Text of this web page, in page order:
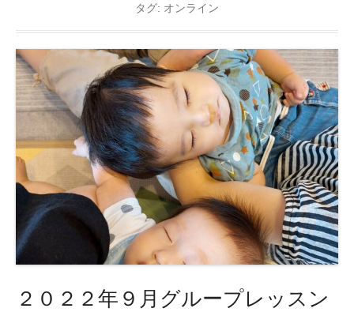
タグ: オンライン
２０２２年９月グループレッスン